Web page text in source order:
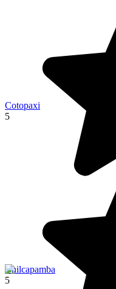
Cotopaxi
5
Chilcapamba
5